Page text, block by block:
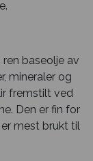
baseolje av
mineraler og
fremstilt ved
Den er fin for
mest brukt til